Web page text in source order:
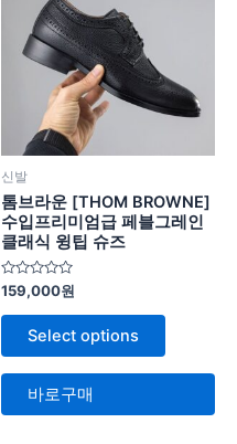
신발
톰브라운 [THOM BROWNE]
수입프리미엄급 페블그레인
클래식 윙팁 슈즈
5
중
에
로
가
159,000원
Select options
바로구매